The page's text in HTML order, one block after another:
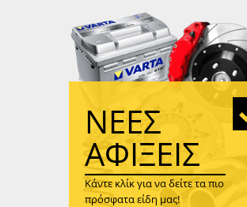
ΝΈΕΣ
ΑΦΊΞΕΙΣ
Κάντε κλίκ για να δείτε τα πιο
πρόσφατα είδη μας!